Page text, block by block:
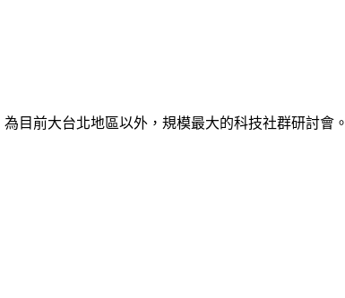
目前大台北地區以外，規模最大的科技社群研討會。